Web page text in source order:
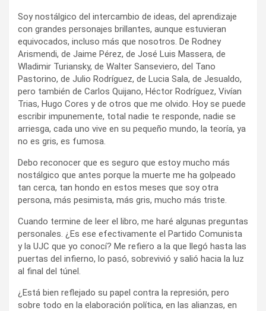
Soy nostálgico del intercambio de ideas, del aprendizaje
con grandes personajes brillantes, aunque estuvieran
equivocados, incluso más que nosotros. De Rodney
Arismendi, de Jaime Pérez, de José Luis Massera, de
Wladimir Turiansky, de Walter Sanseviero, del Tano
Pastorino, de Julio Rodríguez, de Lucia Sala, de Jesualdo,
pero también de Carlos Quijano, Héctor Rodríguez, Vivían
Trias, Hugo Cores y de otros que me olvido. Hoy se puede
escribir impunemente, total nadie te responde, nadie se
arriesga, cada uno vive en su pequeño mundo, la teoría, ya
no es gris, es fumosa.
Debo reconocer que es seguro que estoy mucho más
nostálgico que antes porque la muerte me ha golpeado
tan cerca, tan hondo en estos meses que soy otra
persona, más pesimista, más gris, mucho más triste.
Cuando termine de leer el libro, me haré algunas preguntas
personales. ¿Es ese efectivamente el Partido Comunista
y la UJC que yo conocí? Me refiero a la que llegó hasta las
puertas del infierno, lo pasó, sobrevivió y salió hacia la luz
al final del túnel.
¿Está bien reflejado su papel contra la represión, pero
sobre todo en la elaboración política, en las alianzas, en